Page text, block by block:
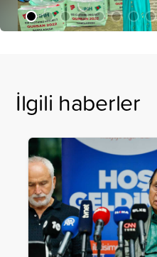
İlgili haberler